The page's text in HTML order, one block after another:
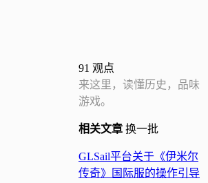
91 观点
来这里，读懂历史，品味
游戏。
相关文章 换一批
GLSail平台关于《伊米尔
传奇》国际服的操作引导